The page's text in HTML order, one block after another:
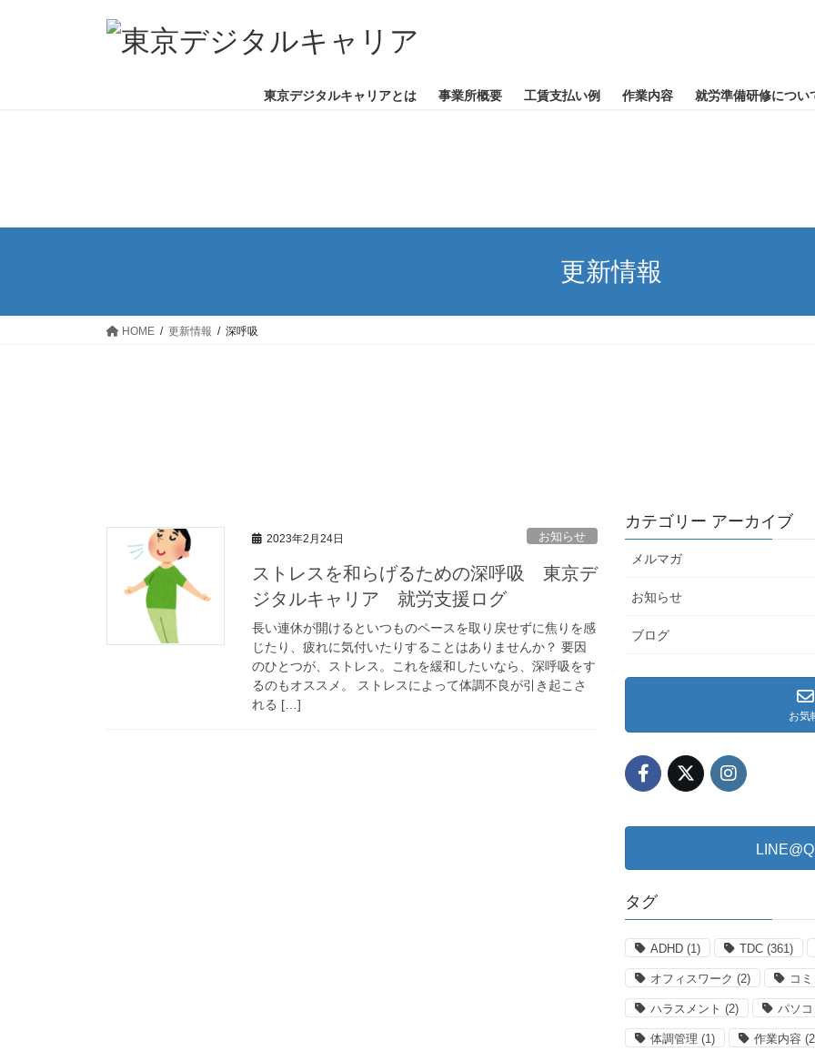
東京デジタルキャリアとは 事業所概要 工賃支払い例 作業内容 就労準備研修につい
更新情報
HOME 更新情報 深呼吸
深呼吸
2023年2月24日 お知らせ
ストレスを和らげるための深呼吸 東京デ
ジタルキャリア 就労支援ログ
長い連休が開けるといつものペースを取り戻せずに焦りを感
じたり、疲れに気付いたりすることはありませんか？ 要因
のひとつが、ストレス。これを緩和したいなら、深呼吸をす
るのもオススメ。 ストレスによって体調不良が引き起こさ
れる […]
カテゴリー アーカイブ
メルマガ
お知らせ
ブログ
お気
タグ
ADHD (1) TDC (361)
オフィスワーク (2) コ
ハラスメント (2) パソ
体調管理 (1) 作業内容